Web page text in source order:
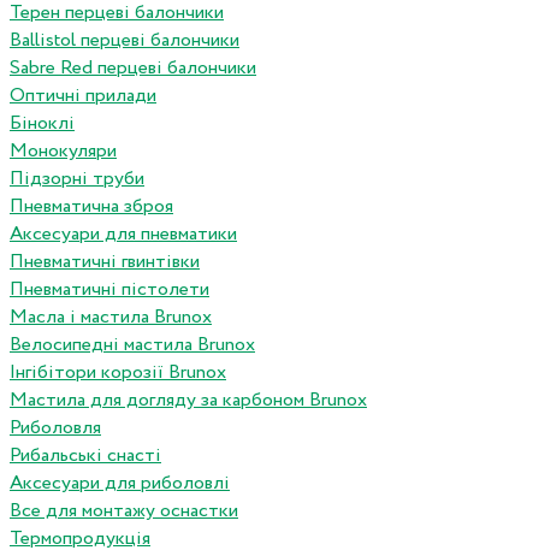
Терен перцеві балончики
Ballistol перцеві балончики
Sabre Red перцеві балончики
Оптичні прилади
Біноклі
Монокуляри
Підзорні труби
Пневматична зброя
Аксесуари для пневматики
Пневматичні гвинтівки
Пневматичні пістолети
Масла і мастила Brunox
Велосипедні мастила Brunox
Інгібітори корозії Brunox
Мастила для догляду за карбоном Brunox
Риболовля
Рибальські снасті
Аксесуари для риболовлі
Все для монтажу оснастки
Термопродукція